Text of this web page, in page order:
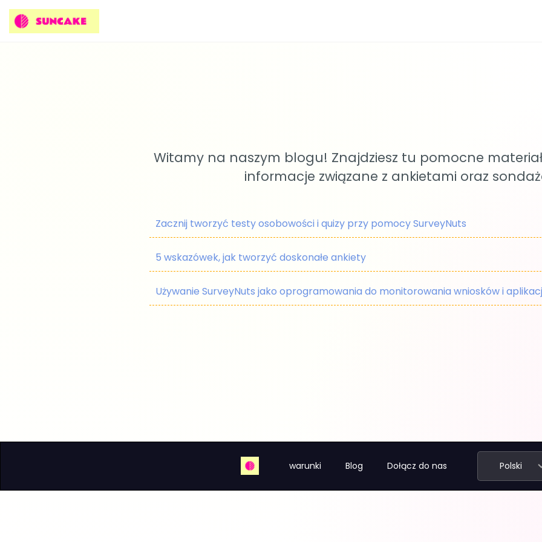
Witamy na naszym blogu! Znajdziesz tu pomocne
informacje związane z ankietami oraz
Zacznij tworzyć testy osobowości i quizy przy pomocy SurveyNuts
5 wskazówek, jak tworzyć doskonałe ankiety
Używanie SurveyNuts jako oprogramowania do monitorowania wniosków i
warunki Blog Dołącz do nas Polski